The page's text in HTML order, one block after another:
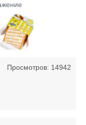
Просмотров: 14942